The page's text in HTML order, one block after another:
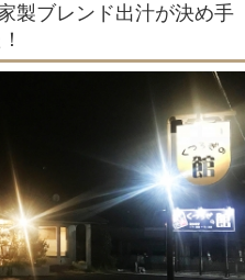
製ブレンド出汁が決め手